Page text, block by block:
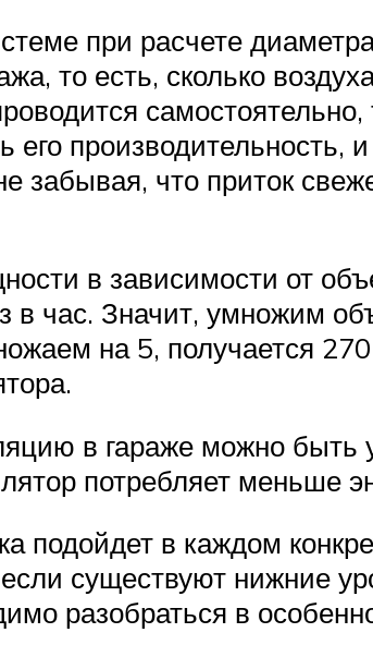
при расчете
то есть, сколько
его производительность,
забывая, что приток
в зависимости от
в час. Значит, умножим
на 5, получается
в гараже можно
потребляет меньше
подойдет в каждом
существуют нижние
разобраться в